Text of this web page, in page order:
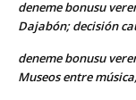
deneme bonusu
Dajabón; decisión
deneme bonusu
Museos entre